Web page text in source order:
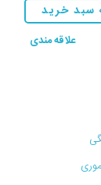
سبد خرید
علاقه مندی